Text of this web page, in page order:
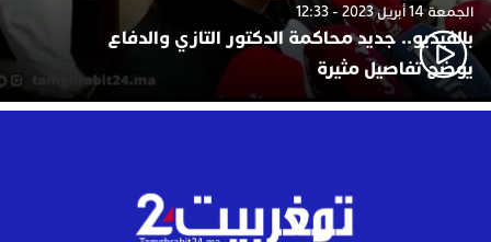
الجمعة 14 أبريل 2023 - 12:33
بالفيديو.. جديد محاكمة الدكتور التازي والدفاع
يوضح تفاصيل مثيرة